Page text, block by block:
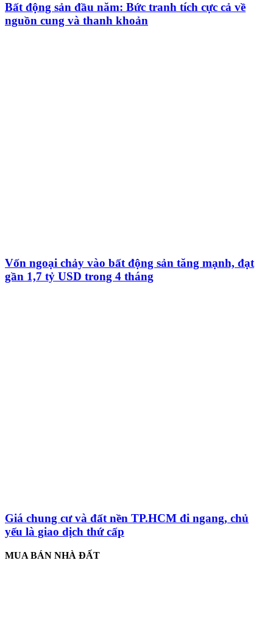
Bất động sản đầu năm: Bức tranh tích cực cả về
nguồn cung và thanh khoản
Vốn ngoại chảy vào bất động sản tăng mạnh, đạt
gần 1,7 tỷ USD trong 4 tháng
Giá chung cư và đất nền TP.HCM đi ngang, chủ
yếu là giao dịch thứ cấp
MUA BÁN NHÀ ĐẤT